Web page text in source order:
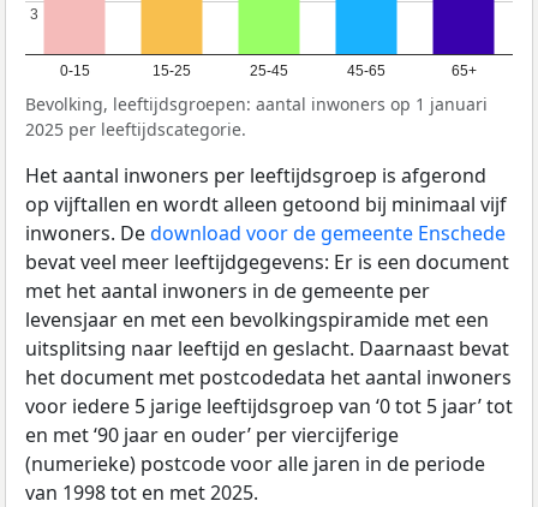
0-15 15-25 25-45 45-65 65+
3
3
Bevolking, leeftijdsgroepen: aantal inwoners op 1 januari
2025 per leeftijdscategorie.
Het aantal inwoners per leeftijdsgroep is afgerond
op vijftallen en wordt alleen getoond bij minimaal vijf
inwoners. Dedownload voor de gemeente Enschede
bevat veel meer leeftijdgegevens: Er is een document
met het aantal inwoners in de gemeente per
levensjaar en met een bevolkingspiramide met een
uitsplitsing naar leeftijd en geslacht. Daarnaast bevat
het document met postcodedata het aantal inwoners
voor iedere 5 jarige leeftijdsgroep van ‘0 tot 5 jaar’ tot
en met ‘90 jaar en ouder’ per viercijferige
(numerieke) postcode voor alle jaren in de periode
van 1998 tot en met 2025.